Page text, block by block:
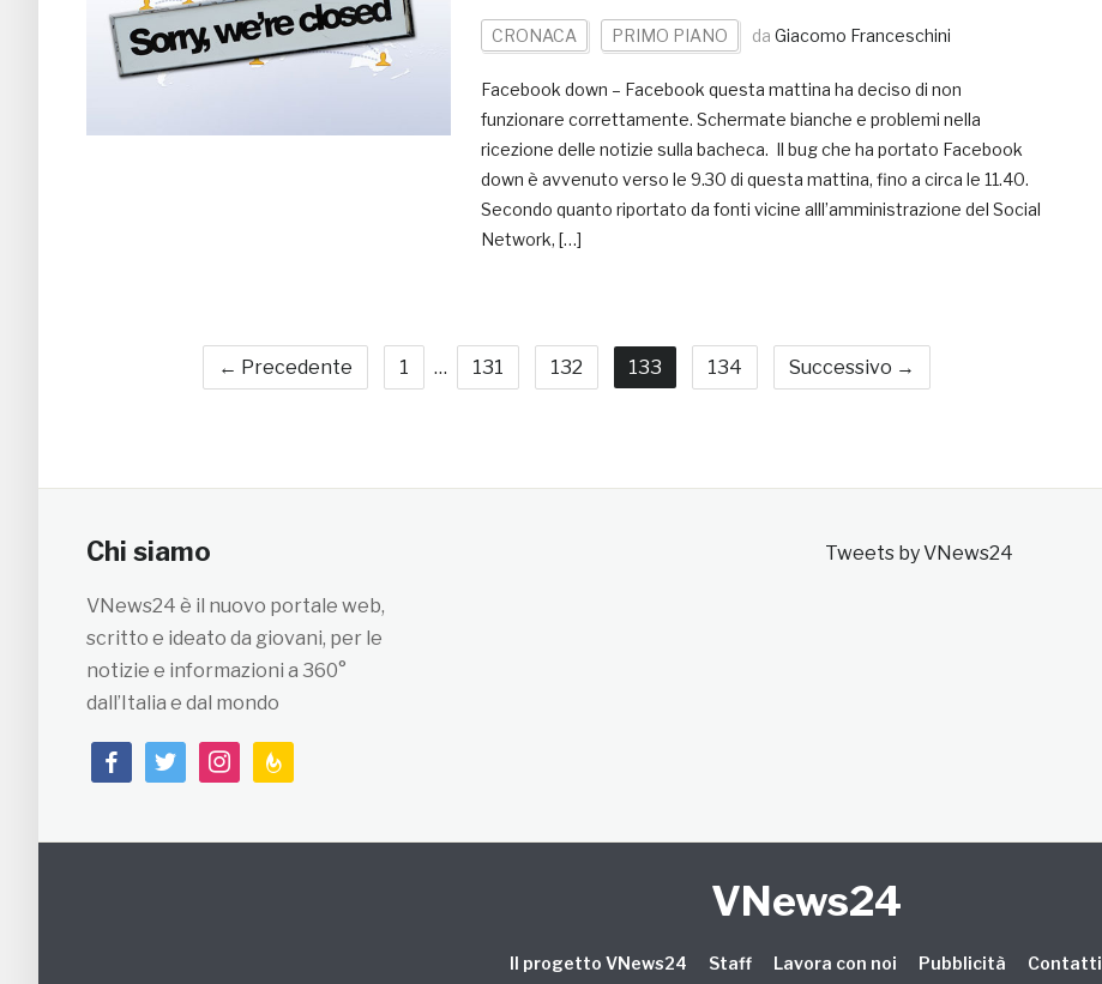
CRONACA PRIMO PIANO da Giacomo Franceschini
Facebook down – Facebook questa mattina ha deciso di non
funzionare correttamente. Schermate bianche e problemi nella
ricezione delle notizie sulla bacheca. Il bug che ha portato Facebook
down è avvenuto verso le 9.30 di questa mattina, fino a circa le 11.40.
Secondo quanto riportato da fonti vicine alll’amministrazione del Social
Network, […]
← Precedente 1 … 131 132 133 134 Successivo →
Chi siamo
VNews24 è il nuovo portale web,
scritto e ideato da giovani, per le
notizie e informazioni a 360°
dall’Italia e dal mondo
facebooktwitterinstagramfeedburner
Tweets by VNews24
VNews24
Il progetto VNews24 Staff Lavora con noi Pubblicità Contatti